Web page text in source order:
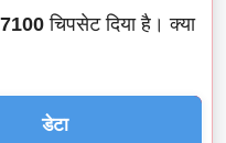
चिपसेट दिया है। क्या
डेटा